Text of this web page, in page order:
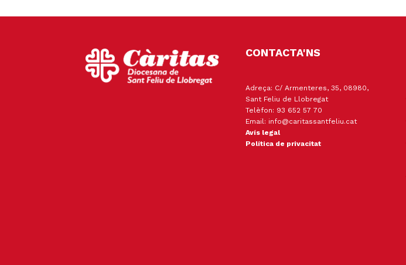
CONTACTA'NS
Adreça: C/ Armenteres, 35, 08980,
Sant Feliu de Llobregat
Telèfon: 93 652 57 70
Email: info@caritassantfeliu.cat
Avís legal
Política de privacitat